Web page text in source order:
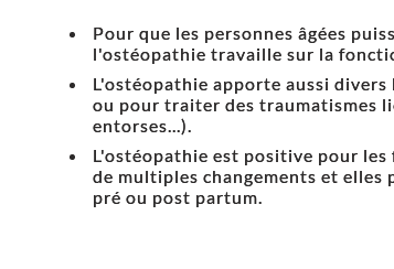
Pour que les personnes âgées
l'ostéopathie travaille sur la
L'ostéopathie apporte aussi
ou pour traiter des traumatismes
entorses...).
L'ostéopathie est positive pour les
de multiples changements et
pré ou post partum.